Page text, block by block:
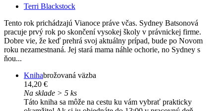
Terri Blackstock
Tento rok prichádzajú Vianoce práve včas. Sydney Batsonová
pracuje prvý rok po skončení vysokej školy v právnickej firme.
Dobre vie, že keď prehrá svoj aktuálny prípad, bude po Novom
roku nezamestnaná. Jej stará mama náhle ochorie, no Sydney s
ňou...
Knihabrožovaná väzba
14,20 €
Na sklade > 5 ks
Táto kniha sa môže na cestu ku vám vybrať prakticky